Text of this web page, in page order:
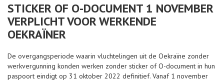
STICKER OF O-DOCUMENT 1 NOVEMBER
VERPLICHT VOOR WERKENDE
OEKRAÏNER
De overgangsperiode waarin vluchtelingen uit de Oekraïne zonder
werkvergunning konden werken zonder sticker of O-document in hun
paspoort eindigt op 31 oktober 2022 definitief. Vanaf 1 november